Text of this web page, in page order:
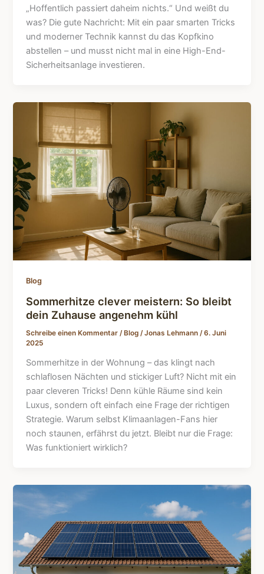
„Hoffentlich passiert daheim nichts.“ Und weißt du
was? Die gute Nachricht: Mit ein paar smarten Tricks
und moderner Technik kannst du das Kopfkino
abstellen – und musst nicht mal in eine High-End-
Sicherheitsanlage investieren.
Blog
Sommerhitze clever meistern: So bleibt
dein Zuhause angenehm kühl
Schreibe einen Kommentar /Blog /Jonas Lehmann/6. Juni
2025
Sommerhitze in der Wohnung – das klingt nach
schlaflosen Nächten und stickiger Luft? Nicht mit ein
paar cleveren Tricks! Denn kühle Räume sind kein
Luxus, sondern oft einfach eine Frage der richtigen
Strategie. Warum selbst Klimaanlagen-Fans hier
noch staunen, erfährst du jetzt. Bleibt nur die Frage:
Was funktioniert wirklich?